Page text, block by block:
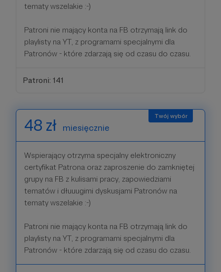
tematy wszelakie :-)
Patroni nie mający konta na FB otrzymają link do
playlisty na YT, z programami specjalnymi dla
Patronów - które zdarzają się od czasu do czasu.
Patroni: 141
48 zł miesięcznie
Wspierający otrzyma specjalny elektroniczny
certyfikat Patrona oraz zaproszenie do zamkniętej
grupy na FB z kulisami pracy, zapowiedziami
tematów i dłuuugimi dyskusjami Patronów na
tematy wszelakie :-)
Patroni nie mający konta na FB otrzymają link do
playlisty na YT, z programami specjalnymi dla
Patronów - które zdarzają się od czasu do czasu.